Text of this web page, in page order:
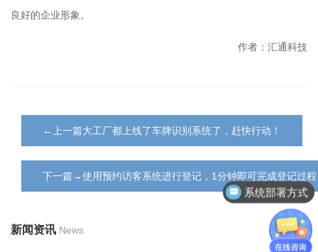
良好的企业形象。
作者：汇通科技
←上一篇大工厂都上线了车牌识别系统了，赶快行动！
下一篇→使用预约访客系统进行登记，1分钟即可完成登记过程
新闻资讯 News
系统部署方式